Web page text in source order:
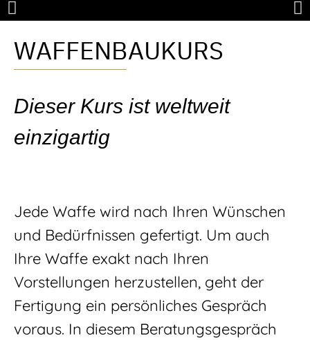
WAFFENBAUKURS
Dieser Kurs ist weltweit
einzigartig
Jede Waffe wird nach Ihren Wünschen
und Bedürfnissen gefertigt. Um auch
Ihre Waffe exakt nach Ihren
Vorstellungen herzustellen, geht der
Fertigung ein persönliches Gespräch
voraus. In diesem Beratungsgespräch